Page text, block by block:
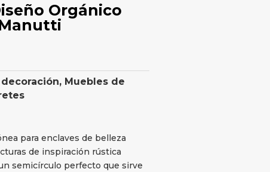
Orgánico
, Muebles de
para enclaves de belleza
de inspiración rústica
semicírculo perfecto que sirve